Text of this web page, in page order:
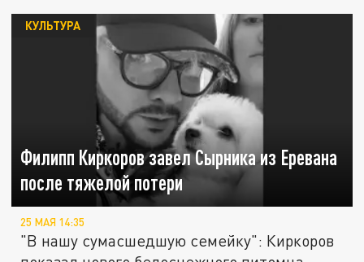
Филипп Киркоров завел Сырника из Еревана
после тяжелой потери
КУЛЬТУРА
25 МАЯ 14:35
"В нашу сумасшедшую семейку": Киркоров